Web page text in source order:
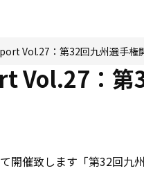
Vol.27：第32回九州選手権
Vol.27：第
開催致します「第32回九